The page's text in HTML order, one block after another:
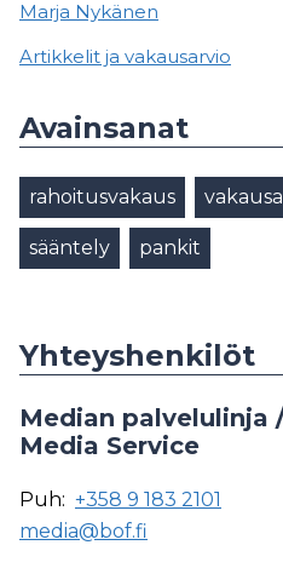
Marja Nykänen
Artikkelit ja vakausarvio
Avainsanat
rahoitusvakaus
sääntely pankit
Yhteyshenkilöt
Median palvelulinja
Media Service
Puh: +358 9 183 2101
media@bof.fi